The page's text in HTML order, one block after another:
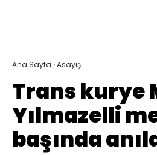
Ana Sayfa ›Asayiş
Trans kurye
Yılmazelli
başında